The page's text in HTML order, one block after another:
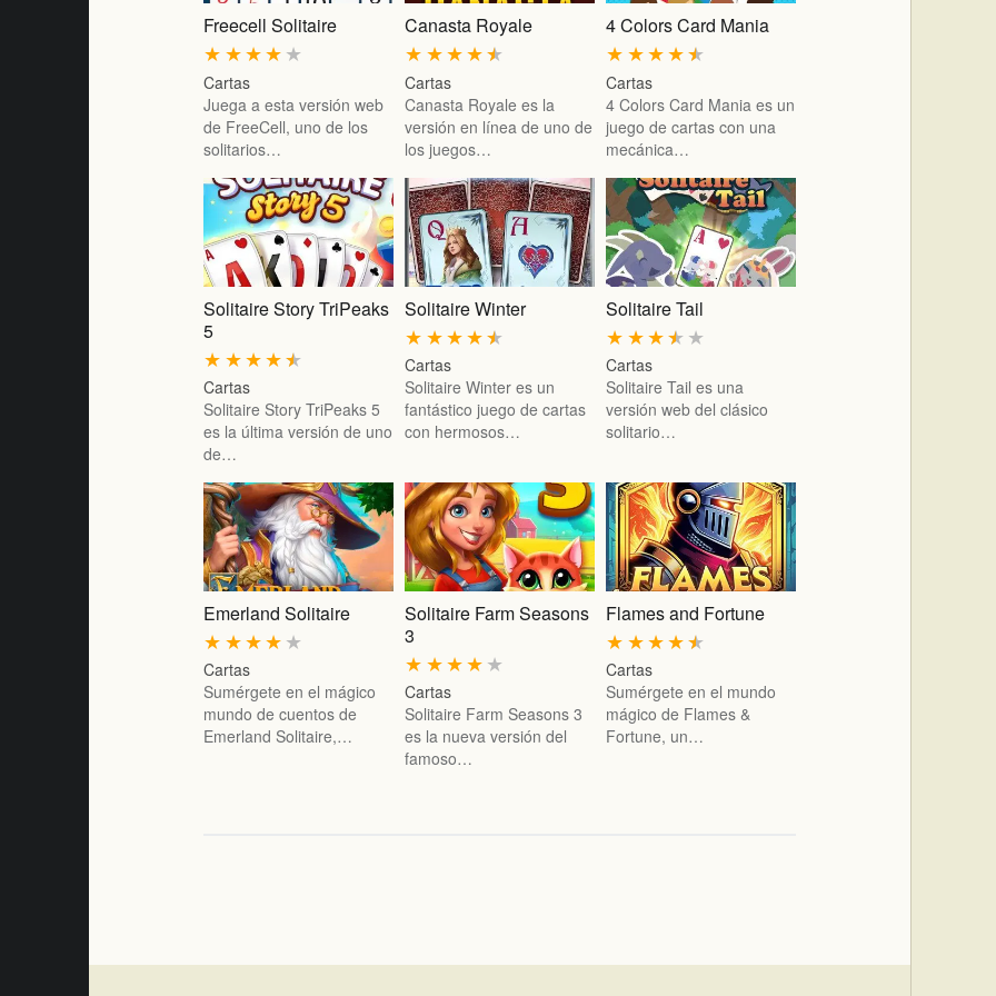
Freecell Solitaire
★
★
★
★
★
Cartas
Juega a esta versión web
de FreeCell, uno de los
solitarios…
Canasta Royale
★
★
★
★
★
Cartas
Canasta Royale es la
versión en línea de uno de
los juegos…
4 Colors Card Mania
★
★
★
★
★
Cartas
4 Colors Card Mania es un
juego de cartas con una
mecánica…
Solitaire Story TriPeaks
5
★
★
★
★
★
Cartas
Solitaire Story TriPeaks 5
es la última versión de uno
de…
Solitaire Winter
★
★
★
★
★
Cartas
Solitaire Winter es un
fantástico juego de cartas
con hermosos…
Solitaire Tail
★
★
★
★
★
Cartas
Solitaire Tail es una
versión web del clásico
solitario…
Emerland Solitaire
★
★
★
★
★
Cartas
Sumérgete en el mágico
mundo de cuentos de
Emerland Solitaire,…
Solitaire Farm Seasons
3
★
★
★
★
★
Cartas
Solitaire Farm Seasons 3
es la nueva versión del
famoso…
Flames and Fortune
★
★
★
★
★
Cartas
Sumérgete en el mundo
mágico de Flames &
Fortune, un…